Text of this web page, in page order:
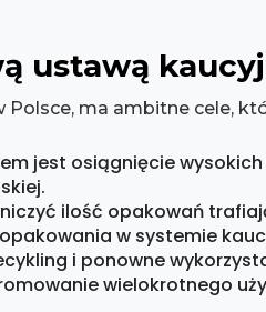
ustawą
ma ambitne cele,
jest osiągnięcie
ilość opakowań
w systemie
i ponowne
wielokrotnego